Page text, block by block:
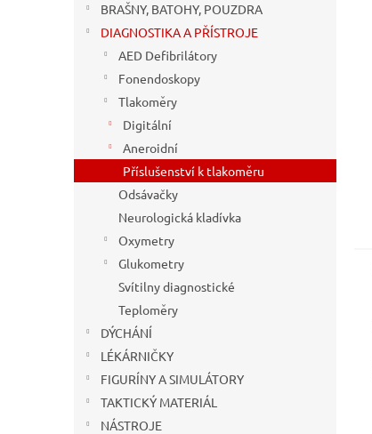
BRAŠNY, BATOHY, POUZDRA
DIAGNOSTIKA A PŘÍSTROJE
AED Defibrilátory
Fonendoskopy
Tlakoměry
Digitální
Aneroidní
Příslušenství k tlakoměru
Odsávačky
Neurologická kladívka
Oxymetry
Glukometry
Svítilny diagnostické
Teploměry
DÝCHÁNÍ
LÉKÁRNIČKY
FIGURÍNY A SIMULÁTORY
TAKTICKÝ MATERIÁL
NÁSTROJE